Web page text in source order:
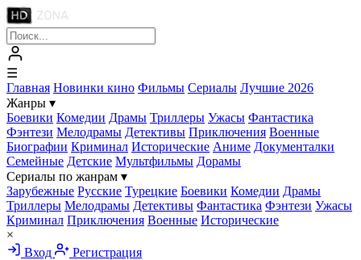
☰
Главная Новинки кино Фильмы Сериалы Лучшие 2026
Жанры ▾
Боевики Комедии Драмы Триллеры Ужасы Фантастика
Фэнтези Мелодрамы Детективы Приключения Военные
Биографии Криминал Исторические Аниме Документалки
Семейные Детские Мультфильмы Дорамы
Сериалы по жанрам ▾
Зарубежные Русские Турецкие Боевики Комедии Драмы
Триллеры Мелодрамы Детективы Фантастика Фэнтези Ужасы
Криминал Приключения Военные Исторические
×
Вход
Регистрация